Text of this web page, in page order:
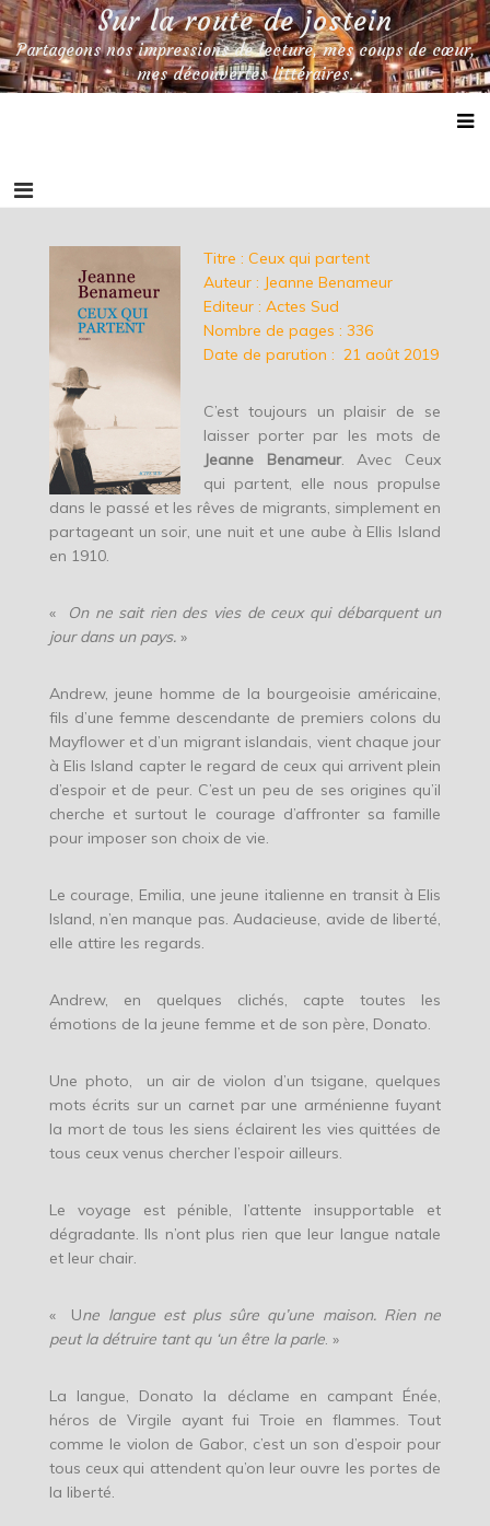
Skip
to
content
Sur la route de jostein
Partageons nos impressions de lecture, mes coups de cœur,
mes découvertes littéraires.
Titre : Ceux qui partent
Auteur : Jeanne Benameur
Editeur : Actes Sud
Nombre de pages : 336
Date de parution : 21 août 2019
C’est toujours un plaisir de se
laisser porter par les mots de
Jeanne Benameur. Avec Ceux
qui partent, elle nous propulse
dans le passé et les rêves de migrants, simplement en
partageant un soir, une nuit et une aube à Ellis Island
en 1910.
«On ne sait rien des vies de ceux qui débarquent un
jour dans un pays.»
Andrew, jeune homme de la bourgeoisie américaine,
fils d’une femme descendante de premiers colons du
Mayflower et d’un migrant islandais, vient chaque jour
à Elis Island capter le regard de ceux qui arrivent plein
d’espoir et de peur. C’est un peu de ses origines qu’il
cherche et surtout le courage d’affronter sa famille
pour imposer son choix de vie.
Le courage, Emilia, une jeune italienne en transit à Elis
Island, n’en manque pas. Audacieuse, avide de liberté,
elle attire les regards.
Andrew, en quelques clichés, capte toutes les
émotions de la jeune femme et de son père, Donato.
Une photo,
un air de violon d’un tsigane, quelques
mots écrits sur un carnet par une arménienne fuyant
la mort de tous les siens éclairent les vies quittées de
tous ceux venus chercher l’espoir ailleurs.
Le voyage est pénible, l’attente insupportable et
dégradante. Ils n’ont plus rien que leur langue natale
et leur chair.
« Une langue est plus sûre qu’une maison. Rien ne
peut la détruire tant qu ‘un être la parle. »
La langue, Donato la déclame en campant Énée,
héros de Virgile ayant fui Troie en flammes. Tout
comme le violon de Gabor, c’est un son d’espoir pour
tous ceux qui attendent qu’on leur ouvre les portes de
la liberté.